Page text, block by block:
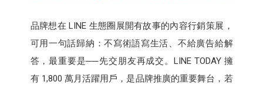
品牌想在 LINE 生態圈展開有故事的內容行銷策展，
可用一句話歸納：不寫術語寫生活、不給廣告給解
答，最重要是──先交朋友再成交。LINE TODAY 擁
有 1,800 萬月活躍用戶，是品牌推廣的重要舞台，若